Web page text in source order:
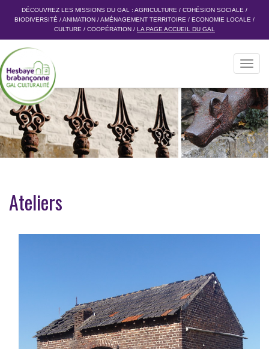
DÉCOUVREZ LES MISSIONS DU GAL : AGRICULTURE / COHÉSION SOCIALE /
BIODIVERSITÉ /ANIMATION /AMÉNAGEMENT TERRITOIRE / ECONOMIE LOCALE /
CULTURE / COOPÉRATION / LA PAGE ACCUEIL DU GAL
Ateliers